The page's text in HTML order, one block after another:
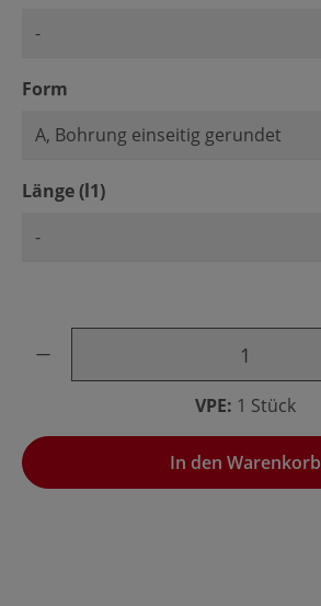
Form
Länge (l1)auswählen
VPE: 1 Stück
In den Warenkorb